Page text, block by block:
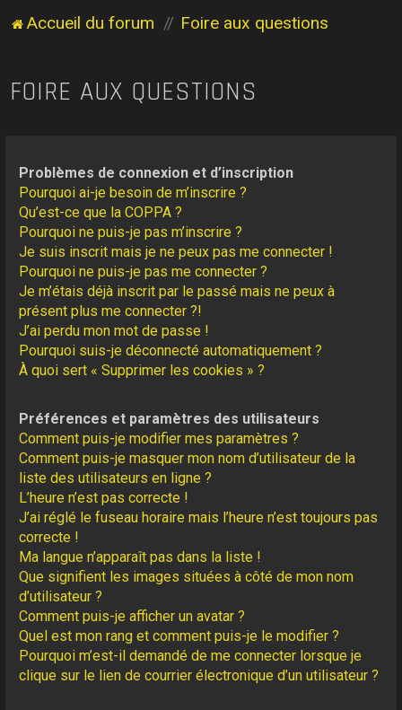
Accueil du forum Foire aux questions
FOIRE AUX QUESTIONS
Problèmes de connexion et d’inscription
Pourquoi ai-je besoin de m’inscrire ?
Qu’est-ce que la COPPA ?
Pourquoi ne puis-je pas m’inscrire ?
Je suis inscrit mais je ne peux pas me connecter !
Pourquoi ne puis-je pas me connecter ?
Je m’étais déjà inscrit par le passé mais ne peux à
présent plus me connecter ?!
J’ai perdu mon mot de passe !
Pourquoi suis-je déconnecté automatiquement ?
À quoi sert « Supprimer les cookies » ?
Préférences et paramètres des utilisateurs
Comment puis-je modifier mes paramètres ?
Comment puis-je masquer mon nom d’utilisateur de la
liste des utilisateurs en ligne ?
L’heure n’est pas correcte !
J’ai réglé le fuseau horaire mais l’heure n’est toujours pas
correcte !
Ma langue n’apparaît pas dans la liste !
Que signifient les images situées à côté de mon nom
d’utilisateur ?
Comment puis-je afficher un avatar ?
Quel est mon rang et comment puis-je le modifier ?
Pourquoi m’est-il demandé de me connecter lorsque je
clique sur le lien de courrier électronique d’un utilisateur ?